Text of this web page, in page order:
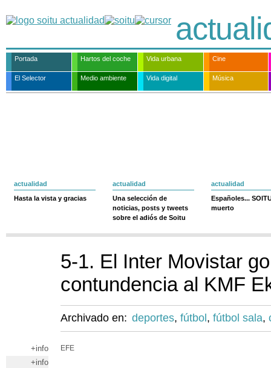
Portada Hartos del coche Vida urbana Cine
El Selector Medio ambiente Vida digital Música
actualidad
Hasta la vista y gracias
actualidad
Una selección de
noticias, posts y tweets
sobre el adiós de Soitu
actualidad
Españoles...
muerto
5-1. El Inter Movistar
contundencia al KMF
Archivado en: deportes, fútbol , fútbol sala,
+info
+info
EFE